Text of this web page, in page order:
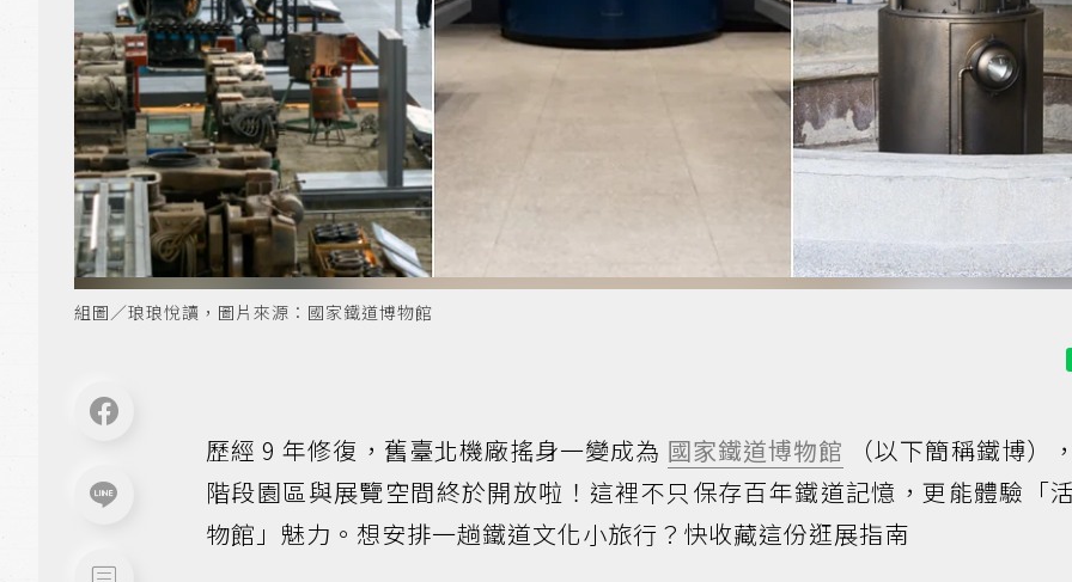
組圖／琅琅悅讀，圖片來源：國家鐵道博物館
歷經 9 年修復，舊臺北機廠搖身一變成為 國家鐵道博物館 （以下簡稱鐵博）
階段園區與展覽空間終於開放啦！這裡不只保存百年鐵道記憶，更能體驗「
物館」魅力。想安排一趟鐵道文化小旅行？快收藏這份逛展指南